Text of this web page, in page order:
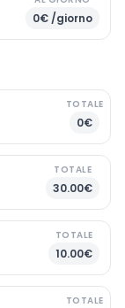
0€ /giorno
TOTALE
0€
TOTALE
30.00€
TOTALE
10.00€
TOTALE